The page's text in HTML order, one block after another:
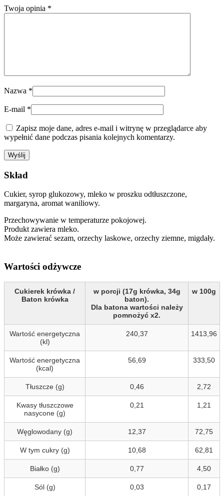
Twoja opinia *
Nazwa *
E-mail *
Zapisz moje dane, adres e-mail i witrynę w przeglądarce aby
wypełnić dane podczas pisania kolejnych komentarzy.
Skład
Cukier, syrop glukozowy, mleko w proszku odtłuszczone,
margaryna, aromat waniliowy.
Przechowywanie w temperaturze pokojowej.
Produkt zawiera mleko.
Może zawierać sezam, orzechy laskowe, orzechy ziemne, migdały.
Wartości odżywcze
Cukierek krówka /
Baton krówka
w porcji (17g krówka, 34g
baton).
Dla batona wartości należy
pomnożyć x2.
w 100g
Wartość energetyczna
(kl)
240,37 1413,96
Wartość energetyczna
(kcal)
56,69 333,50
Tłuszcze (g) 0,46 2,72
Kwasy tłuszczowe
nasycone (g)
0,21 1,21
Węglowodany (g) 12,37 72,75
W tym cukry (g) 10,68 62,81
Białko (g) 0,77 4,50
Sól (g) 0,03 0,17